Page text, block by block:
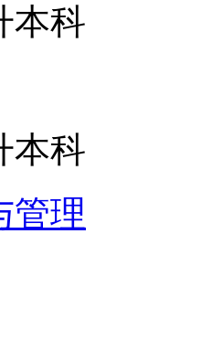
本科
本科
管理